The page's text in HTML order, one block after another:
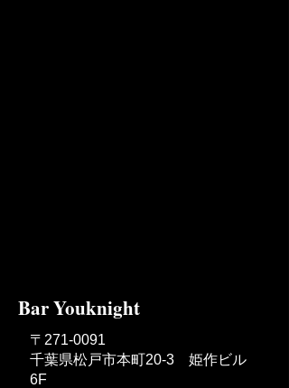
Bar Youknight
〒271-0091
千葉県松戸市本町20-3 姫作ビル
6F